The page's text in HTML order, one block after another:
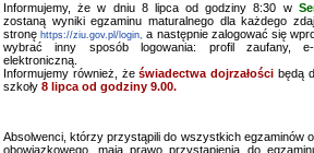
Informujemy, że w dniu 8 lipca od godziny 8:30 w
zostaną wyniki egzaminu maturalnego dla każdego
stronęhttps://ziu.gov.pl/login, a następnie zalogować się
wybrać inny sposób logowania: profil zaufany,
elektroniczną.
Informujemy również, żeświadectwa dojrzałości będą
szkoły 8 lipca od godziny 9.00.
Absolwenci, którzy przystąpili do wszystkich egzaminów
obowiązkowego, mają prawo przystąpienia do